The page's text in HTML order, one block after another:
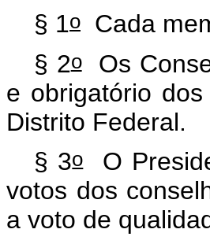
§ 1o Cada
§ 2oOs
e obrigatório
Distrito Federal.
§ 3oO
votos dos
a voto de